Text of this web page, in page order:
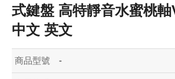
式鍵盤 高特靜音水蜜桃
中文 英文
商品型號 -